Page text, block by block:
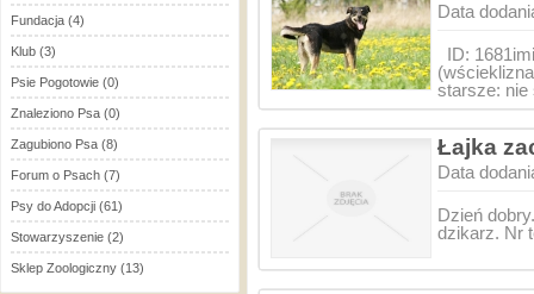
Fundacja (4)
Klub (3)
Psie Pogotowie (0)
Znaleziono Psa (0)
Zagubiono Psa (8)
Forum o Psach (7)
Psy do Adopcji (61)
Stowarzyszenie (2)
Sklep Zoologiczny (13)
Data
ID:
starsze:
Łajka
Data
Dzień
dzikarz. Nr